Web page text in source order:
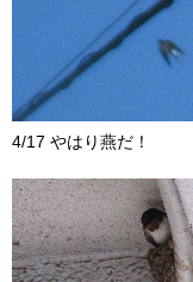
4/17 やはり燕だ！